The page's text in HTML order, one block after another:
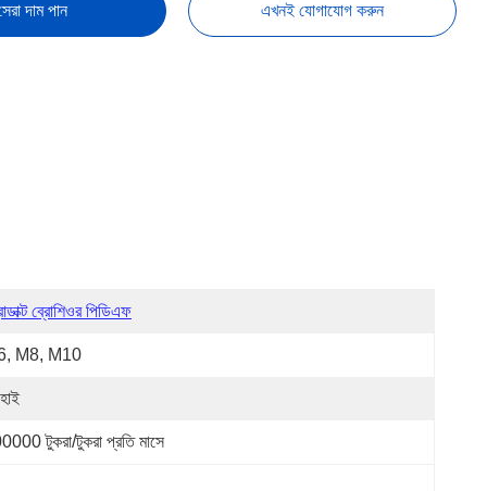
দাম পান এখনই যোগাযোগ করুন
ব্রোশিওর পিডিএফ
M8, M10
টুকরা/টুকরা প্রতি মাসে